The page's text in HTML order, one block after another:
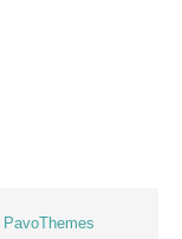
PavoThemes